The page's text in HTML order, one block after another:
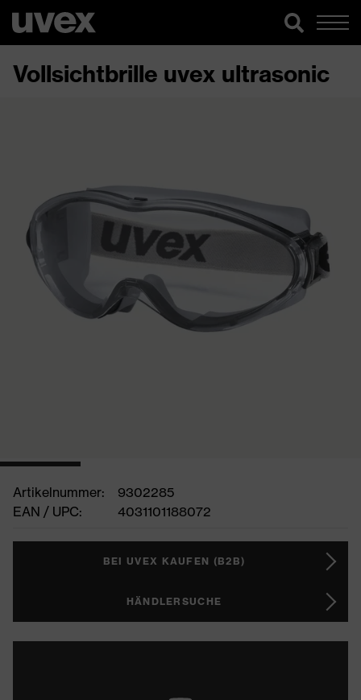
Vollsichtbrille uvex ultrasonic
Artikelnummer:
9302285
EAN / UPC:
4031101188072
BEI UVEX KAUFEN (B2B)
HÄNDLERSUCHE